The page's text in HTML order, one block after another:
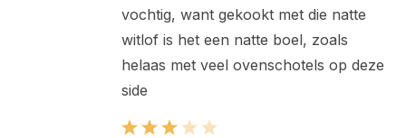
vochtig, want gekookt met die natte
witlof is het een natte boel, zoals
helaas met veel ovenschotels op deze
side